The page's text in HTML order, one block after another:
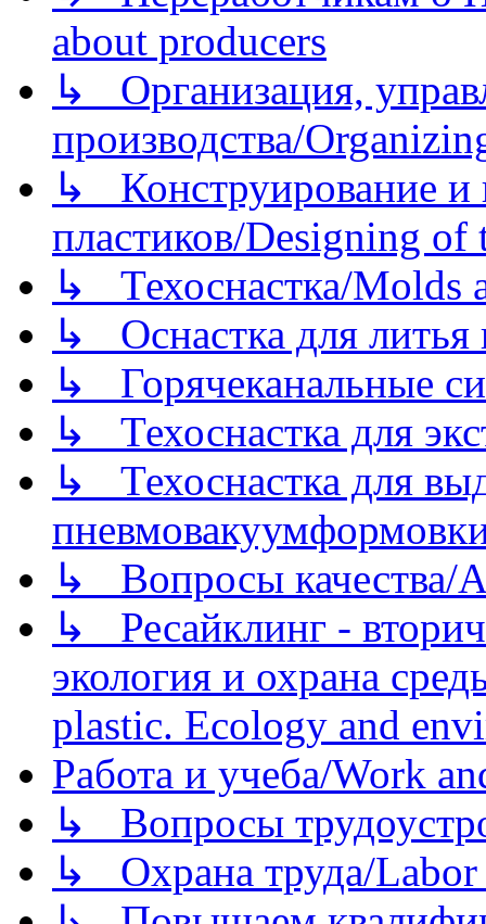
about producers
↳ Организация,
производства/
↳ Конструирование и
пластиков/Designing of
↳ Техоснастка/Molds
↳ Оснастка для литья
↳ Горячеканальные
↳ Техоснастка для
↳ Техоснастка для
↳ Вопросы качества/
↳ Ресайклинг -
экология и охрана
plastic. Ecology and
Работа и учеба/Work
↳ Вопросы
↳ Охрана труда/Labor